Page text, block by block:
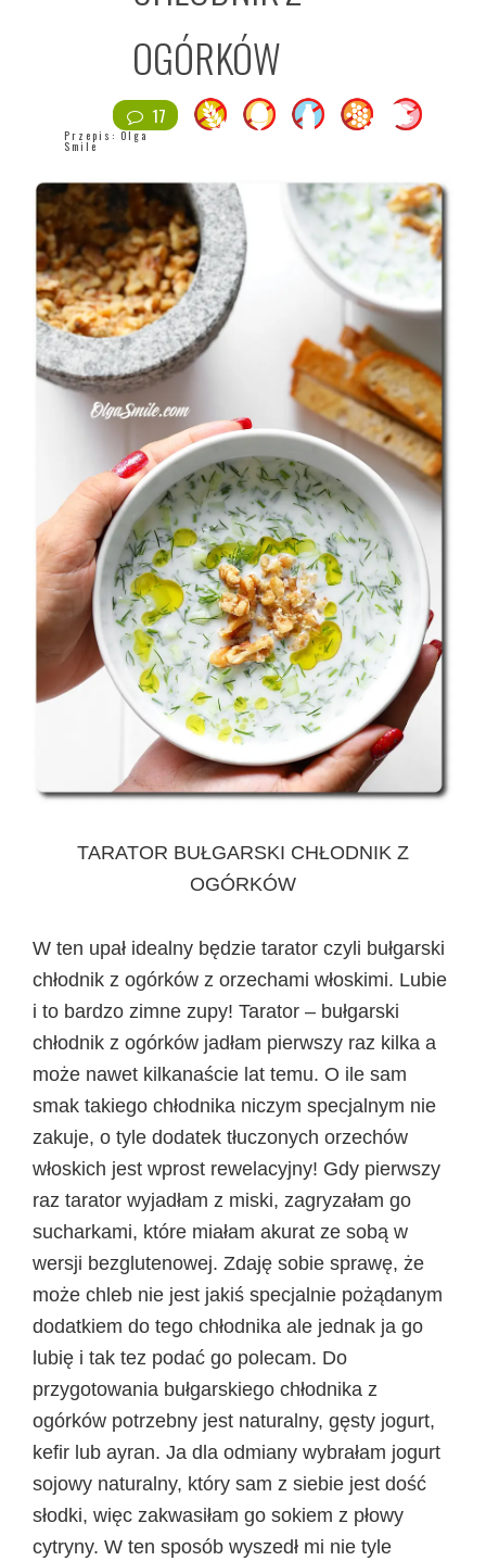
OGÓRKÓW
17
Przepis:Olga
Smile
TARATOR BUŁGARSKI CHŁODNIK Z
OGÓRKÓW
W ten upał idealny będzie tarator czyli bułgarski
chłodnik z ogórków z orzechami włoskimi. Lubie
i to bardzo zimne zupy! Tarator – bułgarski
chłodnik z ogórków jadłam pierwszy raz kilka a
może nawet kilkanaście lat temu. O ile sam
smak takiego chłodnika niczym specjalnym nie
zakuje, o tyle dodatek tłuczonych orzechów
włoskich jest wprost rewelacyjny! Gdy pierwszy
raz tarator wyjadłam z miski, zagryzałam go
sucharkami, które miałam akurat ze sobą w
wersji bezglutenowej. Zdaję sobie sprawę, że
może chleb nie jest jakiś specjalnie pożądanym
dodatkiem do tego chłodnika ale jednak ja go
lubię i tak tez podać go polecam. Do
przygotowania bułgarskiego chłodnika z
ogórków potrzebny jest naturalny, gęsty jogurt,
kefir lub ayran. Ja dla odmiany wybrałam jogurt
sojowy naturalny, który sam z siebie jest dość
słodki, więc zakwasiłam go sokiem z płowy
cytryny. W ten sposób wyszedł mi nie tyle